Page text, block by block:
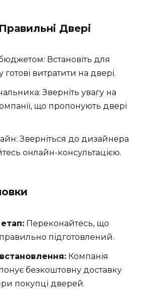
Двері
Встановіть для
витратити на двері.
Зверніть увагу на
що пропонують двері
Зверніться до дизайнера
онлайн-консультацією.
Переконайтесь, що
підготовлений.
Компанія
безкоштовну доставку
покупці дверей.